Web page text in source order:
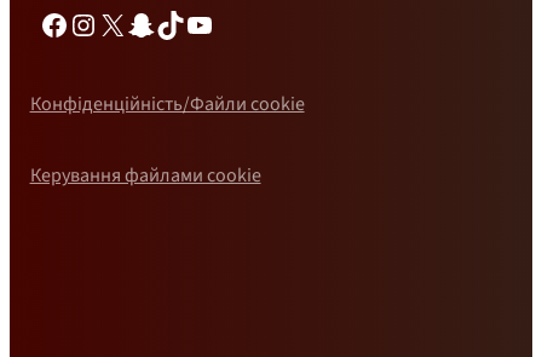
Конфіденційність/Файли cookie
Керування файлами cookie
Фейсбук
Інстаграм
Х Снепчат
ТікТокYouTube